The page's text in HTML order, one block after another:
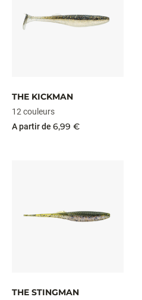
THE KICKMAN
12 couleurs
A partir de 6,99 €
THE STINGMAN